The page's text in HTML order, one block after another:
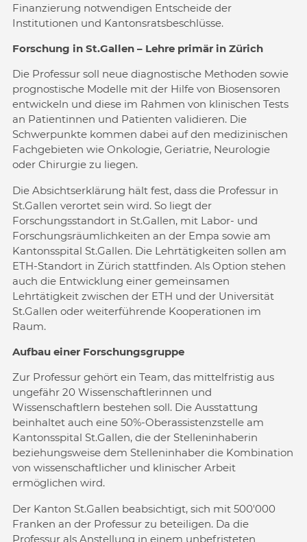
Finanzierung notwendigen Entscheide der
Institutionen und Kantonsratsbeschlüsse.
Forschung in St.Gallen – Lehre primär in Zürich
Die Professur soll neue diagnostische Methoden sowie
prognostische Modelle mit der Hilfe von Biosensoren
entwickeln und diese im Rahmen von klinischen Tests
an Patientinnen und Patienten validieren. Die
Schwerpunkte kommen dabei auf den medizinischen
Fachgebieten wie Onkologie, Geriatrie, Neurologie
oder Chirurgie zu liegen.
Die Absichtserklärung hält fest, dass die Professur in
St.Gallen verortet sein wird. So liegt der
Forschungsstandort in St.Gallen, mit Labor- und
Forschungsräumlichkeiten an der Empa sowie am
Kantonsspital St.Gallen. Die Lehrtätigkeiten sollen am
ETH-Standort in Zürich stattfinden. Als Option stehen
auch die Entwicklung einer gemeinsamen
Lehrtätigkeit zwischen der ETH und der Universität
St.Gallen oder weiterführende Kooperationen im
Raum.
Aufbau einer Forschungsgruppe
Zur Professur gehört ein Team, das mittelfristig aus
ungefähr 20 Wissenschaftlerinnen und
Wissenschaftlern bestehen soll. Die Ausstattung
beinhaltet auch eine 50%-Oberassistenzstelle am
Kantonsspital St.Gallen, die der Stelleninhaberin
beziehungsweise dem Stelleninhaber die Kombination
von wissenschaftlicher und klinischer Arbeit
ermöglichen wird.
Der Kanton St.Gallen beabsichtigt, sich mit 500'000
Franken an der Professur zu beteiligen. Da die
Professur als Anstellung in einem unbefristeten